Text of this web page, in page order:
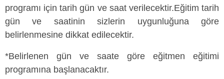
programı için tarih gün ve saat verilecektir.Eğitim tarih
gün ve saatinin sizlerin uygunluğuna göre
belirlenmesine dikkat edilecektir.
*Belirlenen gün ve saate göre eğitmen eğitimi
programına başlanacaktır.